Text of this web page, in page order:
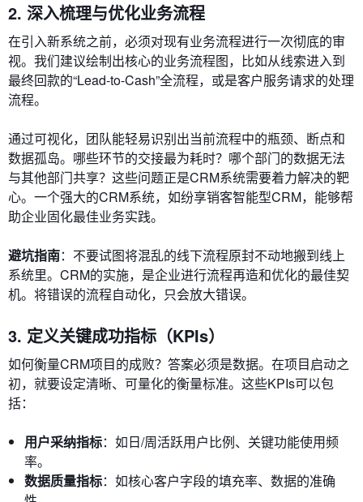
2. 深入梳理与优化业务流程
在引入新系统之前，必须对现有业务流程进行一次彻底的审
视。我们建议绘制出核心的业务流程图，比如从线索进入到
最终回款的“Lead-to-Cash”全流程，或是客户服务请求的处理
流程。
通过可视化，团队能轻易识别出当前流程中的瓶颈、断点和
数据孤岛。哪些环节的交接最为耗时？哪个部门的数据无法
与其他部门共享？这些问题正是CRM系统需要着力解决的靶
心。一个强大的CRM系统，如纷享销客智能型CRM，能够帮
助企业固化最佳业务实践。
避坑指南：不要试图将混乱的线下流程原封不动地搬到线上
系统里。CRM的实施，是企业进行流程再造和优化的最佳契
机。将错误的流程自动化，只会放大错误。
3. 定义关键成功指标（KPIs）
如何衡量CRM项目的成败？答案必须是数据。在项目启动之
初，就要设定清晰、可量化的衡量标准。这些KPIs可以包
括：
用户采纳指标：如日/周活跃用户比例、关键功能使用频
率。
数据质量指标：如核心客户字段的填充率、数据的准确